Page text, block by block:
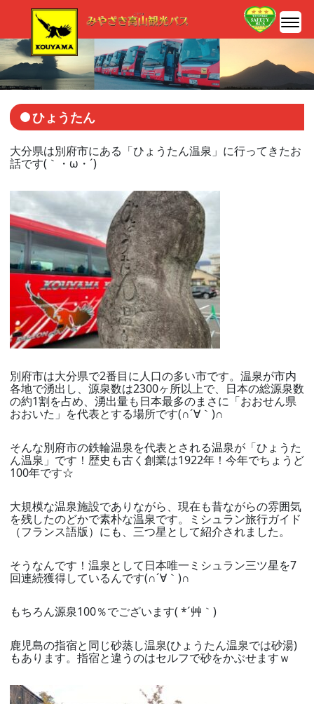
ひょうたん
大分県は別府市にある「ひょうたん温泉」に行ってきたお
話です(｀・ω・´)ゞ
別府市は大分県で2番目に人口の多い市です。温泉が市内
各地で湧出し、源泉数は2300ヶ所以上で、日本の総源泉数
の約1割を占め、湧出量も日本最多のまさに「おおせん県
おおいた」を代表とする場所です(∩´∀｀)∩
そんな別府市の鉄輪温泉を代表とされる温泉が「ひょうた
ん温泉」です！歴史も古く創業は1922年！今年でちょうど
100年です☆
大規模な温泉施設でありながら、現在も昔ながらの雰囲気
を残したのどかで素朴な温泉です。ミシュラン旅行ガイド
（フランス語版）にも、三つ星として紹介されました。
そうなんです！温泉として日本唯一ミシュラン三ツ星を7
回連続獲得しているんです(∩´∀｀)∩
もちろん源泉100％でございます( *´艸｀)
鹿児島の指宿と同じ砂蒸し温泉(ひょうたん温泉では砂湯)
もあります。指宿と違うのはセルフで砂をかぶせますｗ